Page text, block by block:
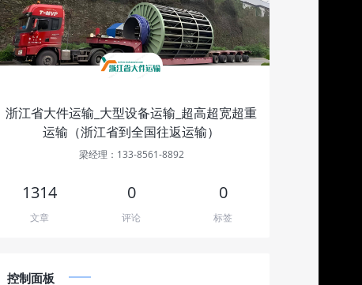
浙江省大件运输_大型设备运输_超高超宽超重
运输（浙江省到全国往返运输）
梁经理：133-8561-8892
1314
文章
0
评论
0
标签
控制面板